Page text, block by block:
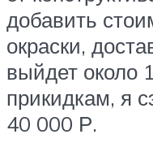
добавить
окраски,
выйдет около
прикидкам, я
40 000 Р.